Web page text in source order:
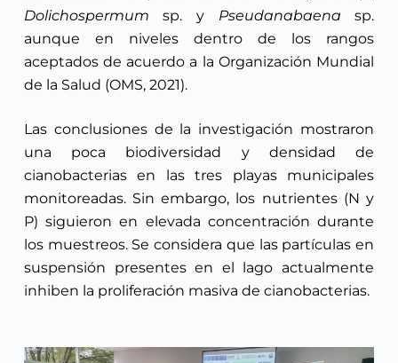
Dolichospermum sp. y Pseudanabaena sp.
aunque en niveles dentro de los rangos
aceptados de acuerdo a la Organización Mundial
de la Salud (OMS, 2021).
Las conclusiones de la investigación mostraron
una poca biodiversidad y densidad de
cianobacterias en las tres playas municipales
monitoreadas. Sin embargo, los nutrientes (N y
P) siguieron en elevada concentración durante
los muestreos. Se considera que las partículas en
suspensión presentes en el lago actualmente
inhiben la proliferación masiva de cianobacterias.